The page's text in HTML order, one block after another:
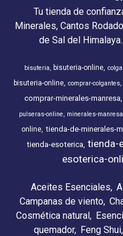
Tu tienda de
Minerales, Cantos
de Sal del
bisuteria bisuteria-online
bisuteria-online comprar-colgantes
comprar-minerales-manresa
pulseras-online
minerales-manresa
online tienda-de-minerales-
tienda-esoterica tienda-
esoterica-
Aceites Esenciales
Campanas de viento
Cosmética natural
quemador
Feng Shui